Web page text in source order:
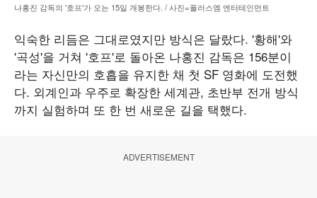
나홍진 감독의 '호프'가 오는 15일 개봉한다. / 사진=플러스엠 엔터테인먼트
익숙한 리듬은 그대로였지만 방식은 달랐다. '황해'와
'곡성'을 거쳐 '호프'로 돌아온 나홍진 감독은 156분이
라는 자신만의 호흡을 유지한 채 첫 SF 영화에 도전했
다. 외계인과 우주로 확장한 세계관, 초반부 전개 방식
까지 실험하며 또 한 번 새로운 길을 택했다.
ADVERTISEMENT